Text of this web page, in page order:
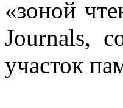
«зоной
Journals,
участок